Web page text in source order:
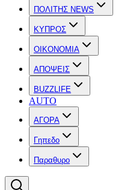
ΠΟΛΙΤΗΣ NEWS
ΚΥΠΡΟΣ
OIKONOMIA
ΑΠΟΨΕΙΣ
BUZZLIFE
AUTO
ΑΓΟΡΑ
Γηπεδο
Παραθυρο